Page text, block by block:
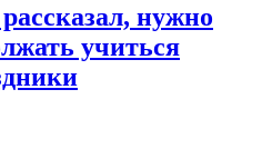
нужно
учиться